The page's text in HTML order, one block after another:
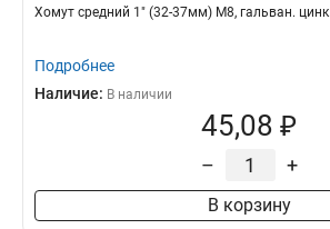
Хомут средний 1" (32-37мм) М8, гальван. цинк
Подробнее
Наличие: В наличии
45,08 ₽
– +
В корзину